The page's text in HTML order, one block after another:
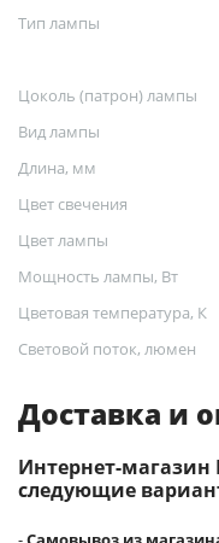
Тип лампы
Цоколь (патрон) лампы
Вид лампы
Длина, мм
Цвет свечения
Цвет лампы
Мощность лампы, Вт
Цветовая температура, К
Световой поток, люмен
Доставка и
Интернет-магазин
следующие